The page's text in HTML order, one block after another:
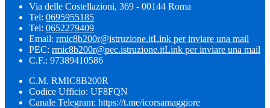
Via delle Costellazioni, 369 - 00144 Roma
Tel: 0695955185
Tel: 0652279409
Email: rmic8b200r@istruzione.itLink per inviare una mail
PEC: rmic8b200r@pec.istruzione.itLink per inviare una mail
C.F.: 97389410586
C.M. RMIC8B200R
Codice Ufficio: UF8FQN
Canale Telegram: https://t.me/icorsamaggiore